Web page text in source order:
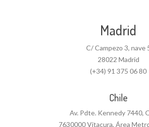
Madrid
C/ Campezo 3, nave
28022 Madrid
(+34) 91 375 06 80
Chile
Av. Pdte. Kennedy 7440,
7630000 Vitacura, Área